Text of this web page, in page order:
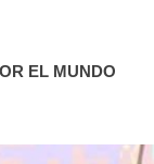
EL MUNDO